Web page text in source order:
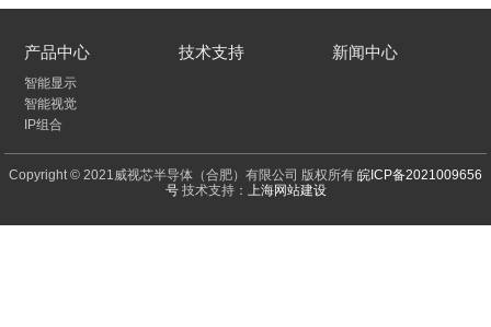
产品中心
智能显示
智能视觉
IP组合
技术支持 新闻中心
Copyright © 2021威视芯半导体（合肥）有限公司 版权所有 皖ICP备2021009656
号技术支持： 上海网站建设